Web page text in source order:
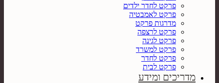
פרקט לחדר ילדים
פרקט לאמבטיה
מדרגות פרקט
פרקט לרצפה
פרקט לגינה
פרקט למשרד
פרקט לחדר
פרקט לבית
מדריכים ומידע